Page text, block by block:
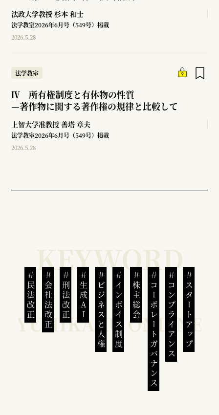
法政大学教授 杉本 和士
法学教室2026年6月号（549号）掲載
2026.5.28
法学教室
Ⅳ 所有権制度と有体物の性質
—著作物に関する著作権の規律と比較して
上智大学准教授 善塔 章夫
法学教室2026年6月号（549号）掲載
2026.5.28
民法改正 会社法改正 刑法改正 生成AI ビジネスと人権インボイス制度 株主総会 コーポレートガバナンスコンプライアンススタートアップ